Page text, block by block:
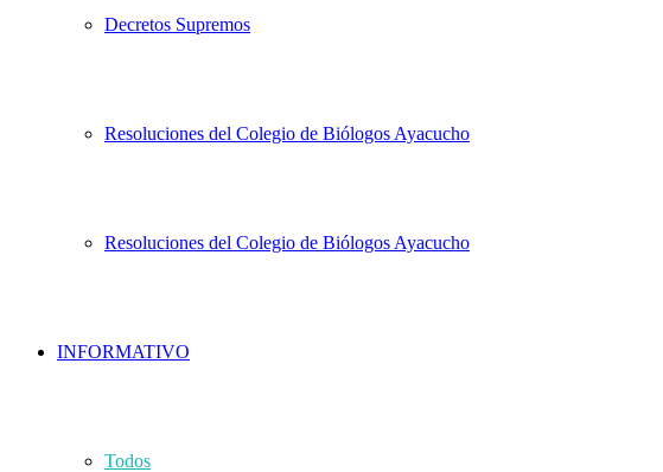
Decretos Supremos
Resoluciones del Colegio de Biólogos Ayacucho
Resoluciones del Colegio de Biólogos Ayacucho
INFORMATIVO
Todos